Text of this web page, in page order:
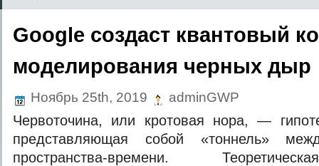
Google создаст квантовый
моделирования черных дыр
Ноябрь 25th, 2019 adminGWP
Червоточина, или кротовая нора, —
представляющая собой «тоннель»
пространства-времени.